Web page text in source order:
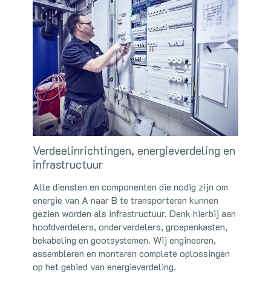
Verdeelinrichtingen, energieverdeling en
infrastructuur
Alle diensten en componenten die nodig zijn om
energie van A naar B te transporteren kunnen
gezien worden als infrastructuur. Denk hierbij aan
hoofdverdelers, onderverdelers, groepenkasten,
bekabeling en gootsystemen. Wij engineeren,
assembleren en monteren complete oplossingen
op het gebied van energieverdeling.